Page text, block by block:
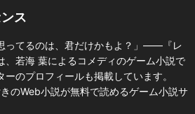
ス
ってるのは、君だけかもよ？」――『レ
、若海 葉によるコメディのゲーム小説で
のプロフィールも掲載しています。
のWeb小説が無料で読めるゲーム小説サ